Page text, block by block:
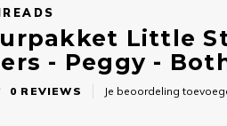
Little
- Peggy -
0 REVIEWS Je beoordeling